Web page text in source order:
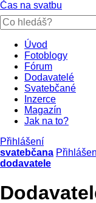
Čas na svatbu
Úvod
Fotoblogy
Fórum
Dodavatelé
Svatebčané
Inzerce
Magazín
Jak na to?
Přihlášení
svatebčana
dodavatele